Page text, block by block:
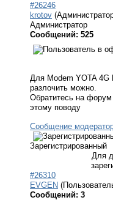
#26246
krotov
Администратор
Сообщений: 525
Для Modem YOTA
разлочить можно.
Обратитесь на форум
этому поводу
Сообщение
Зарегистрированный
Для
#26310
EVGEN
Сообщений: 3